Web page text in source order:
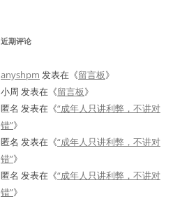
近期评论
anyshpm 发表在《留言板》
小周 发表在《留言板》
匿名 发表在《“成年人只讲利弊，不讲对
错”》
匿名 发表在《“成年人只讲利弊，不讲对
错”》
匿名 发表在《“成年人只讲利弊，不讲对
错”》